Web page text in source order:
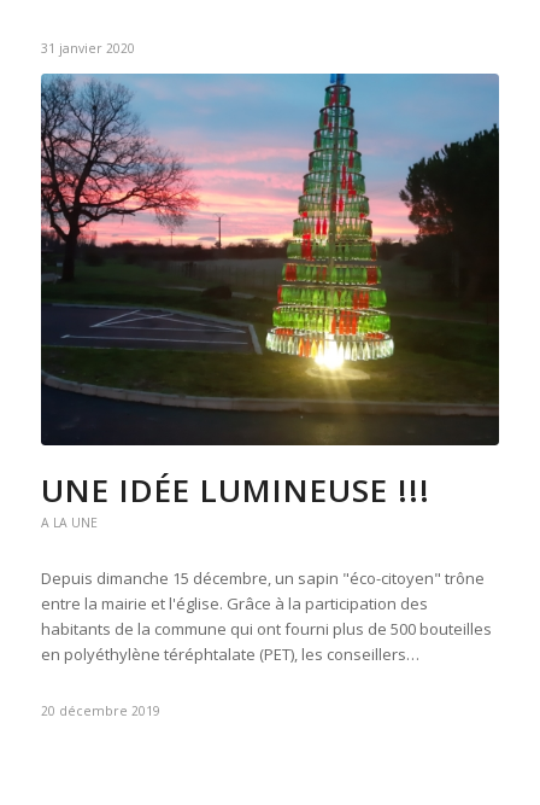
31 janvier 2020
UNE IDÉE LUMINEUSE !!!
A LA UNE
Depuis dimanche 15 décembre, un sapin "éco-citoyen" trône
entre la mairie et l'église. Grâce à la participation des
habitants de la commune qui ont fourni plus de 500 bouteilles
en polyéthylène téréphtalate (PET), les conseillers…
20 décembre 2019